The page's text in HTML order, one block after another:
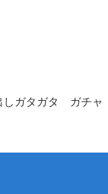
しガタガタ ガ